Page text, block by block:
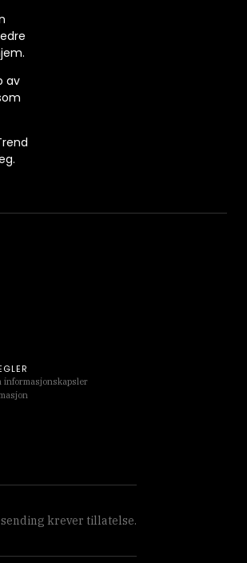
av
krever tillatelse.
informasjonskapsler